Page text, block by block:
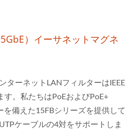
）イーサネットマグネ
ターネットLANフィルターはIEEE
す。私たちはPoEおよびPoE+
を備えた15FBシリーズを提供して
ケーブルの4対をサポートしま